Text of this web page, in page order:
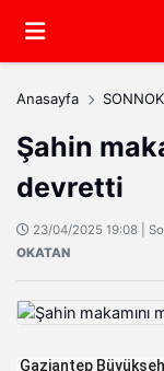
Anasayfa
Şahin
devretti
23/04/2025 19:08 |
OKATAN
Gaziantep